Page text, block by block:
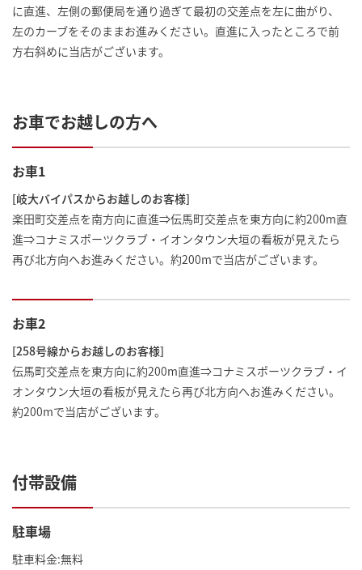
に直進、左側の郵便局を通り過ぎて最初の交差点を左に曲がり、
左のカーブをそのままお進みください。直進に入ったところで前
方右斜めに当店がございます。
お車でお越しの方へ
お車1
[岐大バイパスからお越しのお客様]
楽田町交差点を南方向に直進⇒伝馬町交差点を東方向に約200m直
進⇒コナミスポーツクラブ・イオンタウン大垣の看板が見えたら
再び北方向へお進みください。約200mで当店がございます。
お車2
[258号線からお越しのお客様]
伝馬町交差点を東方向に約200m直進⇒コナミスポーツクラブ・イ
オンタウン大垣の看板が見えたら再び北方向へお進みください。
約200mで当店がございます。
付帯設備
駐車場
駐車料金:無料